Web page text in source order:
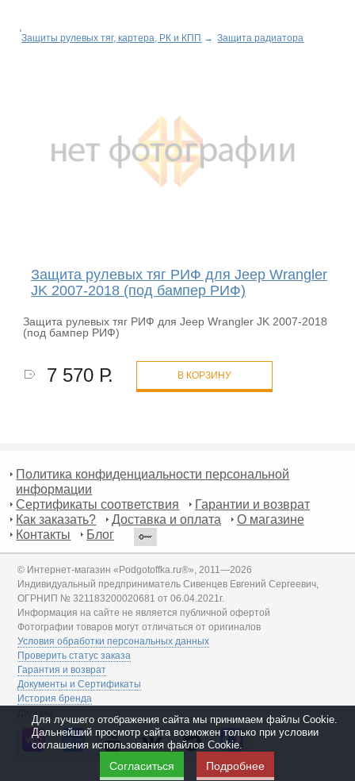
Защиты рулевых тяг, картера, РК и КПП → Защита радиатора
Защита рулевых тяг РИФ для Jeep Wrangler
JK 2007-2018 (под бампер РИФ)
Защита рулевых тяг РИФ для Jeep Wrangler JK 2007-2018
(под бампер РИФ)
7 570 Р. В КОРЗИНУ
Политика конфиденциальности персональной
информации
Сертификаты соответствия
Гарантии и возврат
Как заказать?
Доставка и оплата
О магазине
Контакты
Блог
© Интернет-магазин «Podgotoffka.ru®», 2011—2026
Индивидуальный предприниматель Сивенцев Евгений Сергеевич,
ОГРНИП № 321183200020681 от 06.04.2021г.
Информация на сайте не является публичной офертой
Фотографии товаров могут отличаться от оригиналов
Условия обработки персональных данных
Проверить статус заказа
Гарантия и возврат
Документы и Сертификаты
История бренда
Дилеры
Для лучшего отображения сайта мы принимаем файлы Cookie.
Дальнейший просмотр сайта возможен только при условии
соглашения использования файлов Cookie.
Согласиться Подробнее